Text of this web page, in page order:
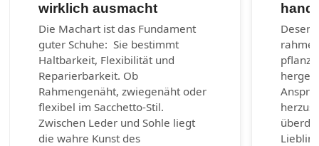
wirklich ausmacht
Die Machart ist das Fundament
guter Schuhe: Sie bestimmt
Haltbarkeit, Flexibilität und
Reparierbarkeit. Ob
Rahmengenäht, zwiegenäht oder
flexibel im Sacchetto-Stil.
Zwischen Leder und Sohle liegt
die wahre Kunst des